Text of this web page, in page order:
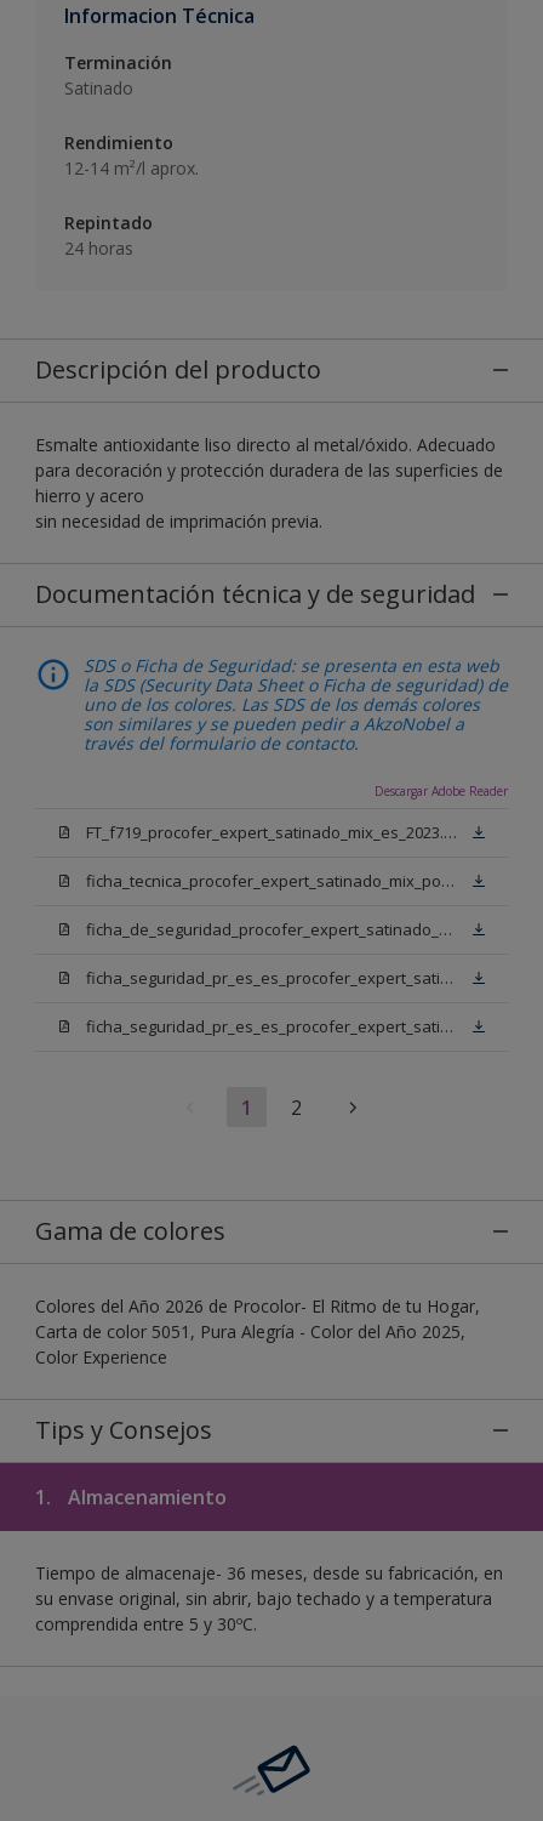
Informacion Técnica
Terminación
Satinado
Rendimiento
12-14 m²/l aprox.
Repintado
24 horas
Descripción del producto
Esmalte antioxidante liso directo al metal/óxido. Adecuado
para decoración y protección duradera de las superficies de
hierro y acero
sin necesidad de imprimación previa.
Documentación técnica y de seguridad
SDS o Ficha de Seguridad: se presenta en esta web
la SDS (Security Data Sheet o Ficha de seguridad) de
uno de los colores. Las SDS de los demás colores
son similares y se pueden pedir a AkzoNobel a
través del formulario de contacto.
Descargar Adobe Reader
FT_f719_procofer_expert_satinado_mix_es_2023.pdf
ficha_tecnica_procofer_expert_satinado_mix_portugues.pdf
ficha_de_seguridad_procofer_expert_satinado_mix_portugues.pdf
ficha_seguridad_pr_es_es_procofer_expert_satinado_mix_bm.pdf
ficha_seguridad_pr_es_es_procofer_expert_satinado_mix_bn.pdf
1 2
Gama de colores
Colores del Año 2026 de Procolor- El Ritmo de tu Hogar,
Carta de color 5051, Pura Alegría - Color del Año 2025,
Color Experience
Tips y Consejos
1. Almacenamiento
Tiempo de almacenaje- 36 meses, desde su fabricación, en
su envase original, sin abrir, bajo techado y a temperatura
comprendida entre 5 y 30ºC.